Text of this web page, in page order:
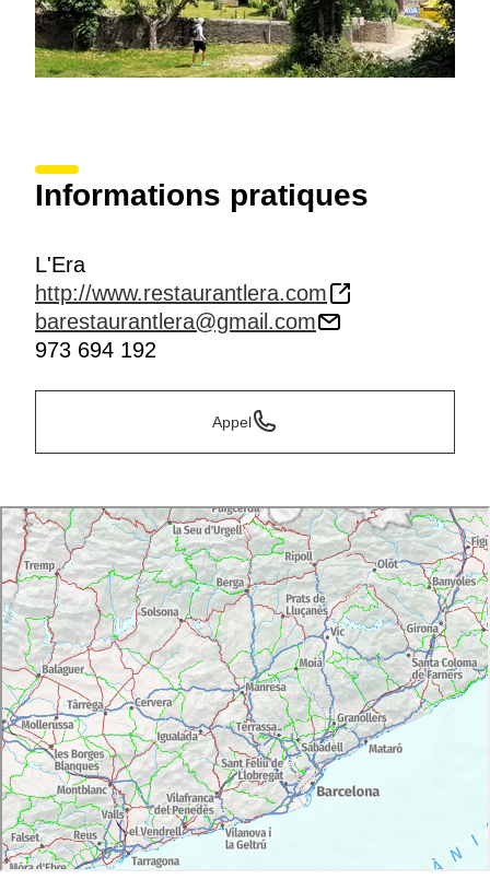
Informations pratiques
L'Era
http://www.restaurantlera.com
barestaurantlera@gmail.com
973 694 192
Appel